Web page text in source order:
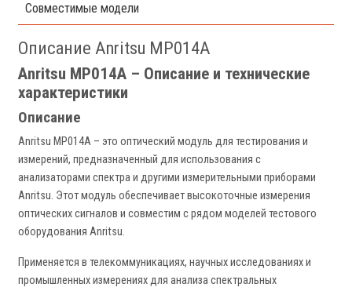
Совместимые модели
Описание Anritsu MP014A
Anritsu MP014A – Описание и технические
характеристики
Описание
Anritsu MP014A – это оптический модуль для тестирования и
измерений, предназначенный для использования с
анализаторами спектра и другими измерительными приборами
Anritsu. Этот модуль обеспечивает высокоточные измерения
оптических сигналов и совместим с рядом моделей тестового
оборудования Anritsu.
Применяется в телекоммуникациях, научных исследованиях и
промышленных измерениях для анализа спектральных